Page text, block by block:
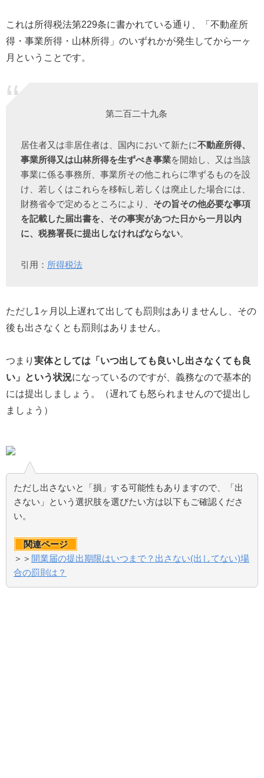
これは所得税法第229条に書かれている通り、「不動産所
得・事業所得・山林所得」のいずれかが発生してから一ヶ
月ということです。
第二百二十九条
居住者又は非居住者は、国内において新たに不動産所得、
事業所得又は山林所得を生ずべき事業を開始し、又は当該
事業に係る事務所、事業所その他これらに準ずるものを設
け、若しくはこれらを移転し若しくは廃止した場合には、
財務省令で定めるところにより、 その旨その他必要な事項
を記載した届出書を、その事実があつた日から一月以内
に、税務署長に提出しなければならない。
引用： 所得税法
ただし1ヶ月以上遅れて出しても罰則はありませんし、その
後も出さなくとも罰則はありません。
つまり 実体としては「いつ出しても良いし出さなくても良
い」という状況になっているのですが、義務なので基本的
には提出しましょう。（遅れても怒られませんので提出し
ましょう）
ただし出さないと「損」する可能性もありますので、「出
さない」という選択肢を選びたい方は以下もご確認くださ
い。
関連ページ
＞＞ 開業届の提出期限はいつまで？出さない(出してない)場
合の罰則は？